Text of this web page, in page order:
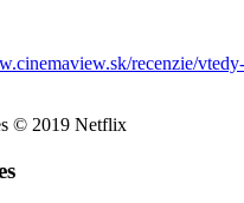
recenzie/
© 2019 Netflix